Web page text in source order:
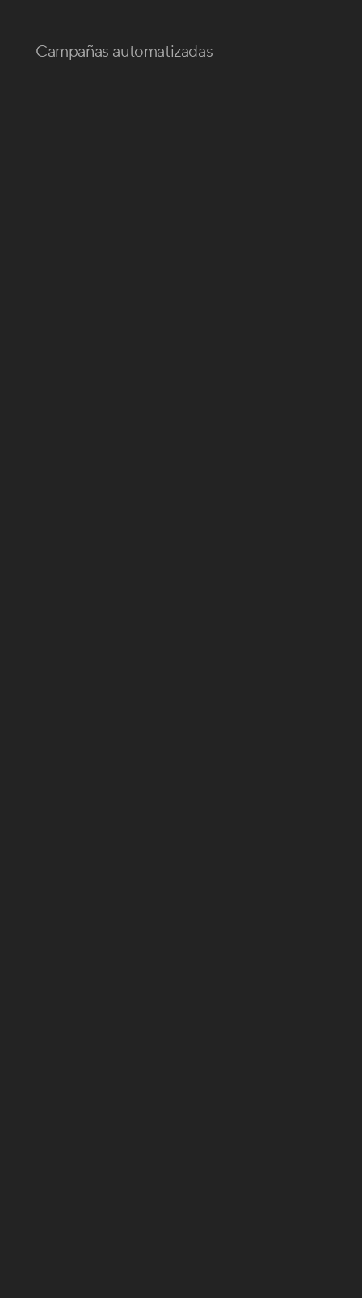
Campañas automatizadas